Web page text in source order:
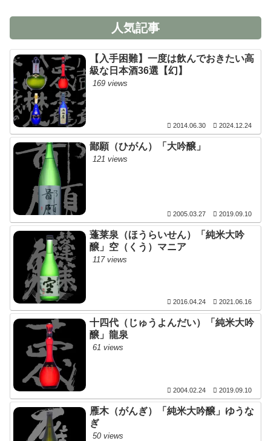
人気記事
【入手困難】一度は飲んでおきたい高
級な日本酒36選【幻】
169 views
2014.06.30 2024.12.24
鄙願（ひがん）「大吟醸」
121 views
2005.03.27 2019.09.10
蓬莱泉（ほうらいせん）「純米大吟
醸」空（くう）マニア
117 views
2016.04.24 2021.06.16
十四代（じゅうよんだい）「純米大吟
醸」龍泉
61 views
2004.02.24 2019.09.10
雁木（がんぎ）「純米大吟醸」ゆうな
ぎ
50 views